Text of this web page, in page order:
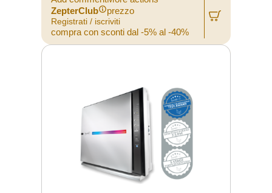
ZepterClub
prezzo
Registrati / iscriviti
compra con sconti dal -5% al -40%